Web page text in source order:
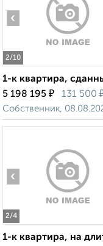
2/10
‹
1-к квартира,
5 198 195 ₽ 131 500
Собственник,
2/4
‹
1-к квартира, на